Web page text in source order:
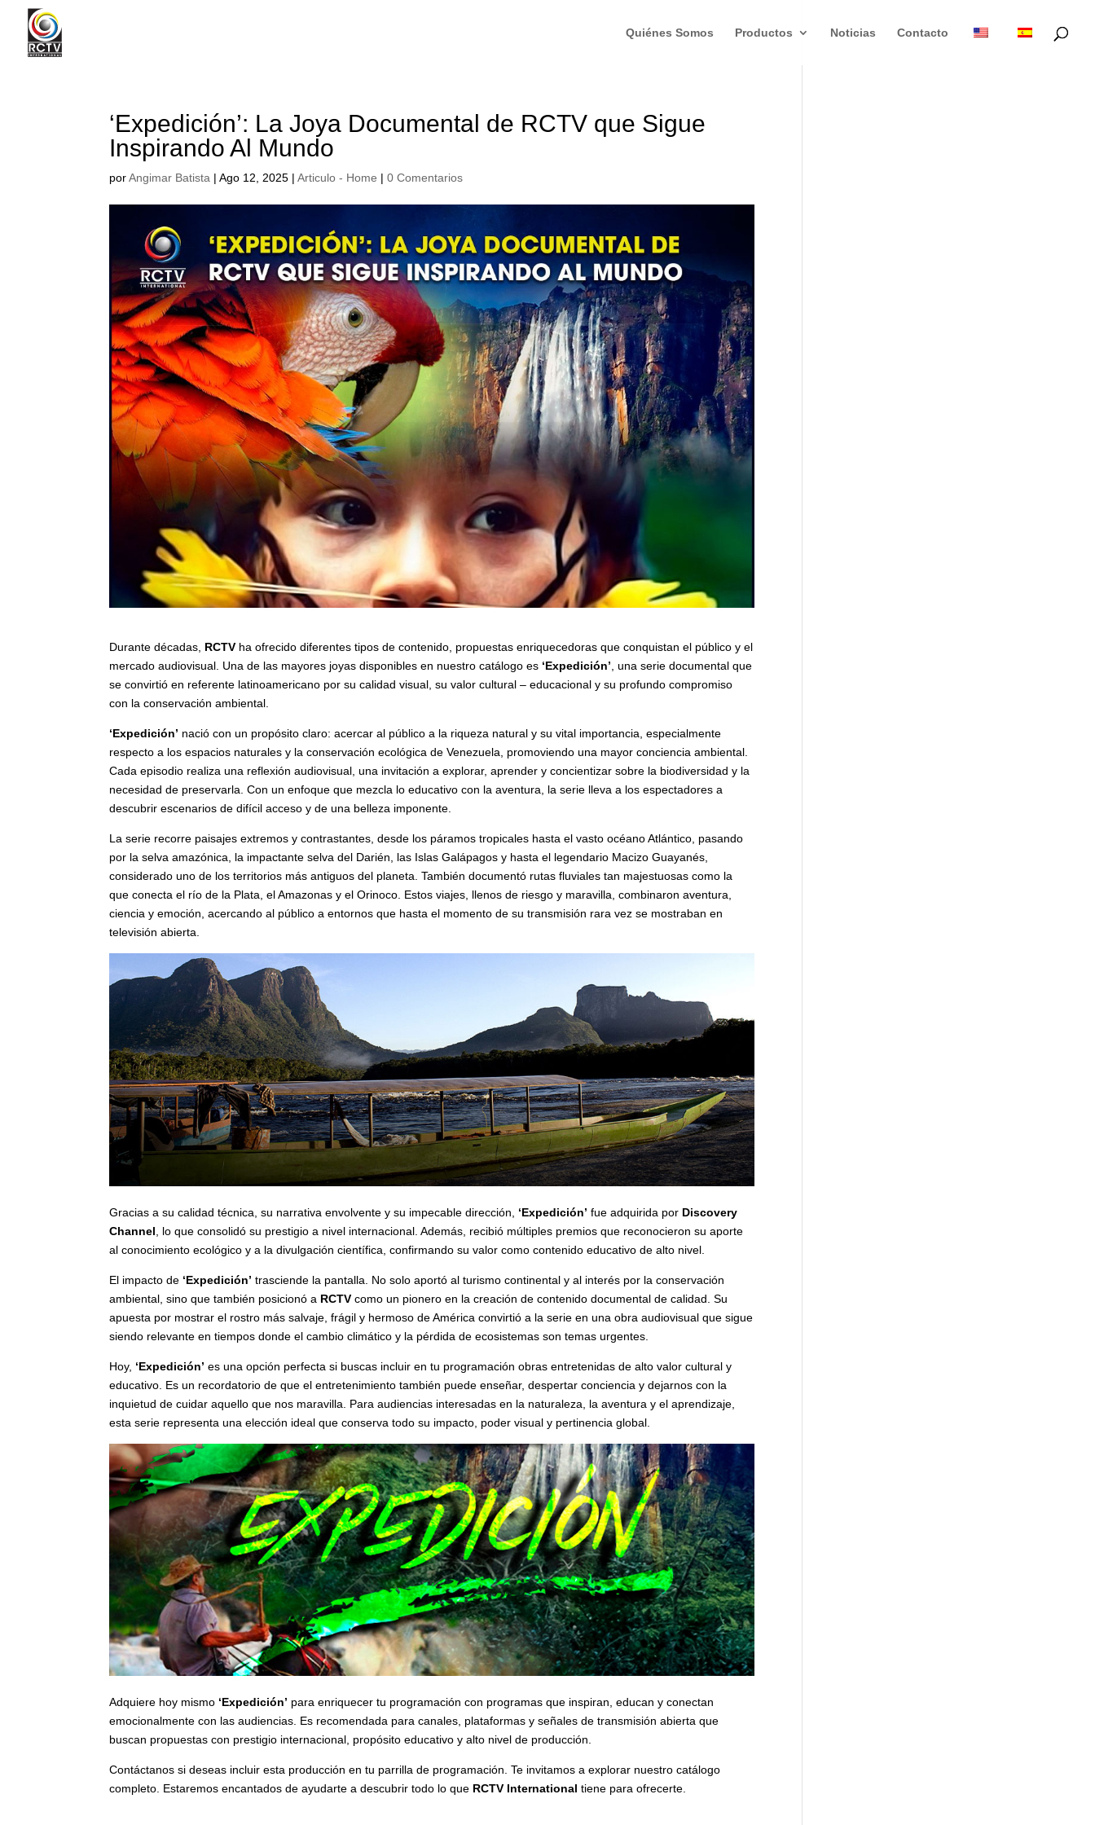
Quiénes Somos Productos Noticias Contacto
‘Expedición’: La Joya Documental de RCTV que Sigue
Inspirando Al Mundo
porAngimar Batista |Ago 12, 2025 |Articulo - Home |0 Comentarios
Durante décadas, RCTV ha ofrecido diferentes tipos de contenido, propuestas enriquecedoras que conquistan el público y el
mercado audiovisual. Una de las mayores joyas disponibles en nuestro catálogo es ‘Expedición’ , una serie documental que
se convirtió en referente latinoamericano por su calidad visual, su valor cultural – educacional y su profundo compromiso
con la conservación ambiental.
‘Expedición’ nació con un propósito claro: acercar al público a la riqueza natural y su vital importancia, especialmente
respecto a los espacios naturales y la conservación ecológica de Venezuela, promoviendo una mayor conciencia ambiental.
Cada episodio realiza una reflexión audiovisual, una invitación a explorar, aprender y concientizar sobre la biodiversidad y la
necesidad de preservarla. Con un enfoque que mezcla lo educativo con la aventura, la serie lleva a los espectadores a
descubrir escenarios de difícil acceso y de una belleza imponente.
La serie recorre paisajes extremos y contrastantes, desde los páramos tropicales hasta el vasto océano Atlántico, pasando
por la selva amazónica, la impactante selva del Darién, las Islas Galápagos y hasta el legendario Macizo Guayanés,
considerado uno de los territorios más antiguos del planeta. También documentó rutas fluviales tan majestuosas como la
que conecta el río de la Plata, el Amazonas y el Orinoco. Estos viajes, llenos de riesgo y maravilla, combinaron aventura,
ciencia y emoción, acercando al público a entornos que hasta el momento de su transmisión rara vez se mostraban en
televisión abierta.
Gracias a su calidad técnica, su narrativa envolvente y su impecable dirección, ‘Expedición’fue adquirida por Discovery
Channel , lo que consolidó su prestigio a nivel internacional. Además, recibió múltiples premios que reconocieron su aporte
al conocimiento ecológico y a la divulgación científica, confirmando su valor como contenido educativo de alto nivel.
El impacto de ‘Expedición’ trasciende la pantalla. No solo aportó al turismo continental y al interés por la conservación
ambiental, sino que también posicionó a RCTVcomo un pionero en la creación de contenido documental de calidad. Su
apuesta por mostrar el rostro más salvaje, frágil y hermoso de América convirtió a la serie en una obra audiovisual que sigue
siendo relevante en tiempos donde el cambio climático y la pérdida de ecosistemas son temas urgentes.
Hoy, ‘Expedición’es una opción perfecta si buscas incluir en tu programación obras entretenidas de alto valor cultural y
educativo. Es un recordatorio de que el entretenimiento también puede enseñar, despertar conciencia y dejarnos con la
inquietud de cuidar aquello que nos maravilla. Para audiencias interesadas en la naturaleza, la aventura y el aprendizaje,
esta serie representa una elección ideal que conserva todo su impacto, poder visual y pertinencia global.
Adquiere hoy mismo ‘Expedición’ para enriquecer tu programación con programas que inspiran, educan y conectan
emocionalmente con las audiencias. Es recomendada para canales, plataformas y señales de transmisión abierta que
buscan propuestas con prestigio internacional, propósito educativo y alto nivel de producción.
Contáctanos si deseas incluir esta producción en tu parrilla de programación. Te invitamos a explorar nuestro catálogo
completo. Estaremos encantados de ayudarte a descubrir todo lo que RCTV Internationaltiene para ofrecerte.